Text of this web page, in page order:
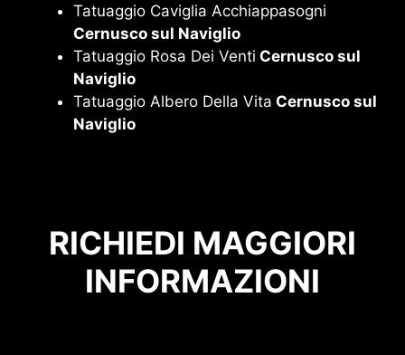
Tatuaggio Caviglia Acchiappasogni
Cernusco sul Naviglio
Tatuaggio Rosa Dei Venti Cernusco sul
Naviglio
Tatuaggio Albero Della Vita Cernusco sul
Naviglio
RICHIEDI MAGGIORI
INFORMAZIONI